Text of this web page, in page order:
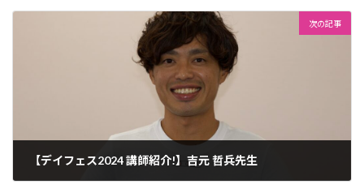
次の記事
【デイフェス2024 講師紹介!】吉元 哲兵先生